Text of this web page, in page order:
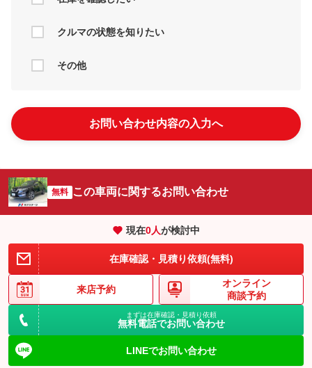
クルマの状態を知りたい
その他
お問い合わせ内容の入力へ
無料 この車両に関するお問い合わせ
現在0人が検討中
在庫確認・見積り依頼(無料)
来店予約
オンライン
商談予約
まずは在庫確認・見積り依頼
無料電話でお問い合わせ
LINEでお問い合わせ